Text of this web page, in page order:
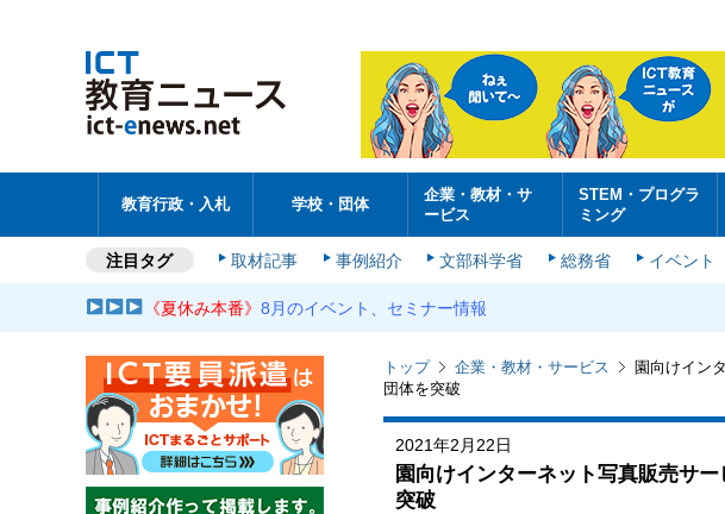
教育行政・入札 学校・団体
企業・教材・サ
ービス
STEM・プログラ
ミング
注目タグ 取材記事 事例紹介 文部科学省 総務省 イベント
《夏休み本番》8月のイベント、セミナー情報
トップ 企業・教材・サービス
園向けイン
団体を突破
2021年2月22日
園向けインターネット写真販売サ
突破